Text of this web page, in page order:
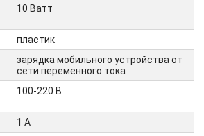
10 Ватт
пластик
зарядка мобильного устройства от
сети переменного тока
100-220 В
1 А